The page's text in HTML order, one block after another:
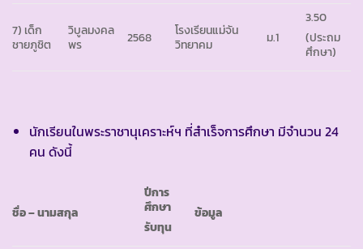
7) เด็ก
ชายภูชิต
วิบูลมงคล
พร
2568
โรงเรียนแม่จัน
วิทยาคม
ม.1
3.50
(ประถม
ศึกษา)
นักเรียนในพระราชานุเคราะห์ฯ ที่สำเร็จการศึกษา มีจำนวน 24
คน ดังนี้
ชื่อ – นามสกุล
ปีการ
ศึกษา
รับทุน
ข้อมูล